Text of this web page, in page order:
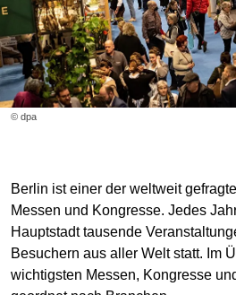
© dpa
Berlin ist einer der weltweit
Messen und Kongresse. Jedes
Hauptstadt tausende
Besuchern aus aller Welt statt. Im
wichtigsten Messen, Kongresse